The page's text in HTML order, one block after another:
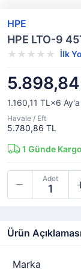
HPE
HPE LTO-9
İlk
1.160,11 TL×6
Havale / Eft
5.780,86 TL
1 Günde
Adet
Ürün
Marka